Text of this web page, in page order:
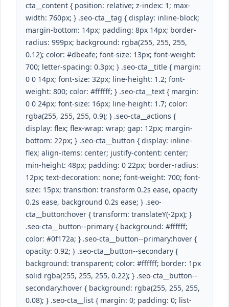
cta__content { position: relative; z-index: 1; max-
width: 760px; } .seo-cta__tag { display: inline-block;
margin-bottom: 14px; padding: 8px 14px; border-
radius: 999px; background: rgba(255, 255, 255,
0.12); color: #dbeafe; font-size: 13px; font-weight:
700; letter-spacing: 0.3px; } .seo-cta__title { margin:
0 0 14px; font-size: 32px; line-height: 1.2; font-
weight: 800; color: #ffffff; } .seo-cta__text { margin:
0 0 24px; font-size: 16px; line-height: 1.7; color:
rgba(255, 255, 255, 0.9); } .seo-cta__actions {
display: flex; flex-wrap: wrap; gap: 12px; margin-
bottom: 22px; } .seo-cta__button { display: inline-
flex; align-items: center; justify-content: center;
min-height: 48px; padding: 0 22px; border-radius:
12px; text-decoration: none; font-weight: 700; font-
size: 15px; transition: transform 0.2s ease, opacity
0.2s ease, background 0.2s ease; } .seo-
cta__button:hover { transform: translateY(-2px); }
.seo-cta__button--primary { background: #ffffff;
color: #0f172a; } .seo-cta__button--primary:hover {
opacity: 0.92; } .seo-cta__button--secondary {
background: transparent; color: #ffffff; border: 1px
solid rgba(255, 255, 255, 0.22); } .seo-cta__button--
secondary:hover { background: rgba(255, 255, 255,
0.08); } .seo-cta__list { margin: 0; padding: 0; list-